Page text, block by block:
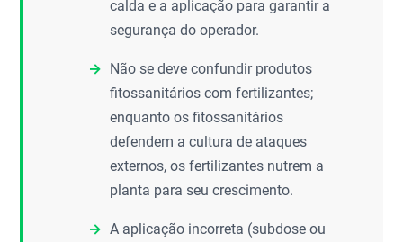
calda e a aplicação para garantir a
segurança do operador.
Não se deve confundir produtos
fitossanitários com fertilizantes;
enquanto os fitossanitários
defendem a cultura de ataques
externos, os fertilizantes nutrem a
planta para seu crescimento.
A aplicação incorreta (subdose ou